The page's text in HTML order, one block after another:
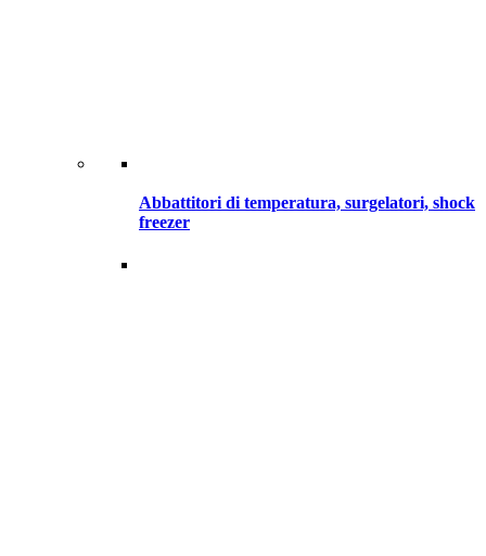
Abbattitori di temperatura, surgelatori, shock
freezer